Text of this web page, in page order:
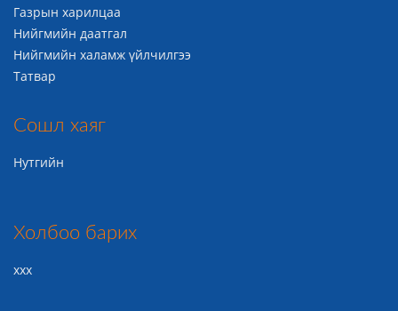
Газрын харилцаа
Нийгмийн даатгал
Нийгмийн халамж үйлчилгээ
Татвар
Сошл хаяг
Нутгийн
Холбоо барих
ххх